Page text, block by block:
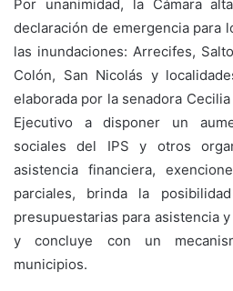
Por unanimidad, la Cámara
declaración de emergencia para
las inundaciones: Arrecifes,
Colón, San Nicolás y
elaborada por la senadora
Ejecutivo a disponer un
sociales del IPS y otros
asistencia financiera,
parciales, brinda la
presupuestarias para asistencia
y concluye con un
municipios.